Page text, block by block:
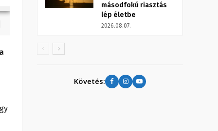
másodfokú riasztás
lép életbe
2026.08.07.
Követés: